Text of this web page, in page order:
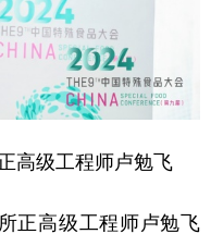
高级工程师卢勉飞
正高级工程师卢勉飞